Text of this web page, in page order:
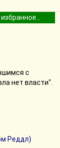
с
нет власти".
Реддл)